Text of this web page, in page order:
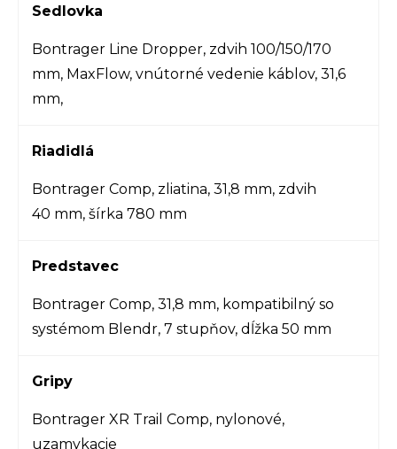
Sedlovka
Bontrager Line Dropper, zdvih 100/150/170
mm, MaxFlow, vnútorné vedenie káblov, 31,6
mm,
Riadidlá
Bontrager Comp, zliatina, 31,8 mm, zdvih
40 mm, šírka 780 mm
Predstavec
Bontrager Comp, 31,8 mm, kompatibilný so
systémom Blendr, 7 stupňov, dĺžka 50 mm
Gripy
Bontrager XR Trail Comp, nylonové,
uzamykacie